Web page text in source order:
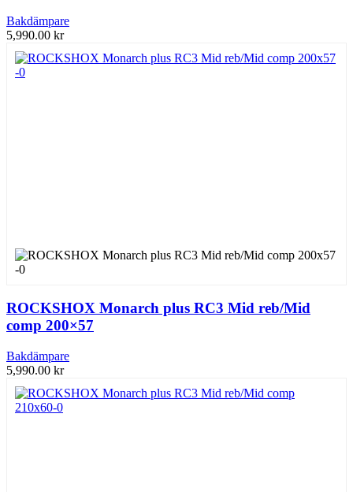
Bakdämpare
5,990.00 kr
ROCKSHOX Monarch plus RC3 Mid reb/Mid
comp 200×57
Bakdämpare
5,990.00 kr